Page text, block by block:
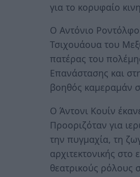
για το κορυφαίο
Ο Αντόνιο
Τσιχουάουα του
πατέρας του
Επανάστασης και
βοηθός καμεραμάν
Ο Άντονι Κουίν
Προοριζόταν για
την πυγμαχία, τη
αρχιτεκτονικής
θεατρικούς ρόλους